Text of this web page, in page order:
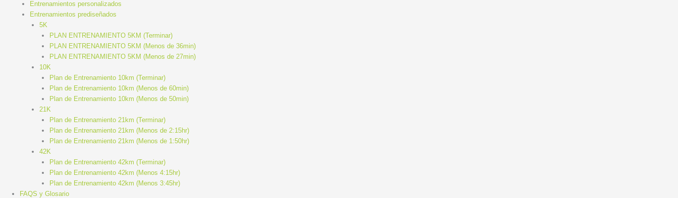
Entrenamientos personalizados
Entrenamientos prediseñados
5K
PLAN ENTRENAMIENTO 5KM (Terminar)
PLAN ENTRENAMIENTO 5KM (Menos de 36min)
PLAN ENTRENAMIENTO 5KM (Menos de 27min)
10K
Plan de Entrenamiento 10km (Terminar)
Plan de Entrenamiento 10km (Menos de 60min)
Plan de Entrenamiento 10km (Menos de 50min)
21K
Plan de Entrenamiento 21km (Terminar)
Plan de Entrenamiento 21km (Menos de 2:15hr)
Plan de Entrenamiento 21km (Menos de 1:50hr)
42K
Plan de Entrenamiento 42km (Terminar)
Plan de Entrenamiento 42km (Menos 4:15hr)
Plan de Entrenamiento 42km (Menos 3:45hr)
FAQS y Glosario